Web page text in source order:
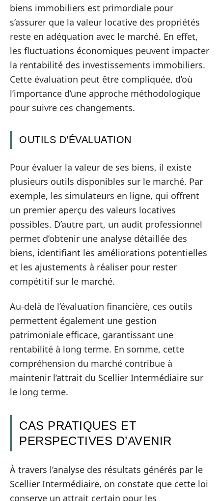
biens immobiliers est primordiale pour
s’assurer que la valeur locative des propriétés
reste en adéquation avec le marché. En effet,
les fluctuations économiques peuvent impacter
la rentabilité des investissements immobiliers.
Cette évaluation peut être compliquée, d’où
l’importance d’une approche méthodologique
pour suivre ces changements.
OUTILS D’ÉVALUATION
Pour évaluer la valeur de ses biens, il existe
plusieurs outils disponibles sur le marché. Par
exemple, les simulateurs en ligne, qui offrent
un premier aperçu des valeurs locatives
possibles. D’autre part, un audit professionnel
permet d’obtenir une analyse détaillée des
biens, identifiant les améliorations potentielles
et les ajustements à réaliser pour rester
compétitif sur le marché.
Au-delà de l’évaluation financière, ces outils
permettent également une gestion
patrimoniale efficace, garantissant une
rentabilité à long terme. En somme, cette
compréhension du marché contribue à
maintenir l’attrait du Scellier Intermédiaire sur
le long terme.
CAS PRATIQUES ET
PERSPECTIVES D’AVENIR
À travers l’analyse des résultats générés par le
Scellier Intermédiaire, on constate que cette loi
conserve un attrait certain pour les